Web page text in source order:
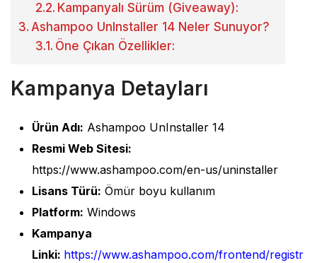
Kampanyalı Sürüm (Giveaway):
Ashampoo UnInstaller 14 Neler Sunuyor?
Öne Çıkan Özellikler:
Kampanya Detayları
Ürün Adı: Ashampoo UnInstaller 14
Resmi Web Sitesi:
https://www.ashampoo.com/en-us/uninstaller
Lisans Türü: Ömür boyu kullanım
Platform: Windows
Kampanya
Linki: https://www.ashampoo.com/frontend/registr